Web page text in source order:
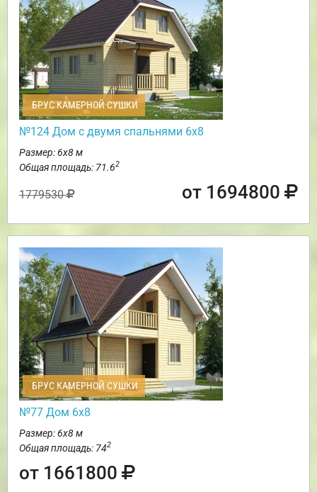
БРУС КАМЕРНОЙ СУШКИ
№124 Дом с двумя спальнями 6х8
Размер: 6х8 м
Общая площадь: 71.62
1779530 от 1694800
БРУС КАМЕРНОЙ СУШКИ
№77 Дом 6х8
Размер: 6х8 м
Общая площадь: 742
от 1661800